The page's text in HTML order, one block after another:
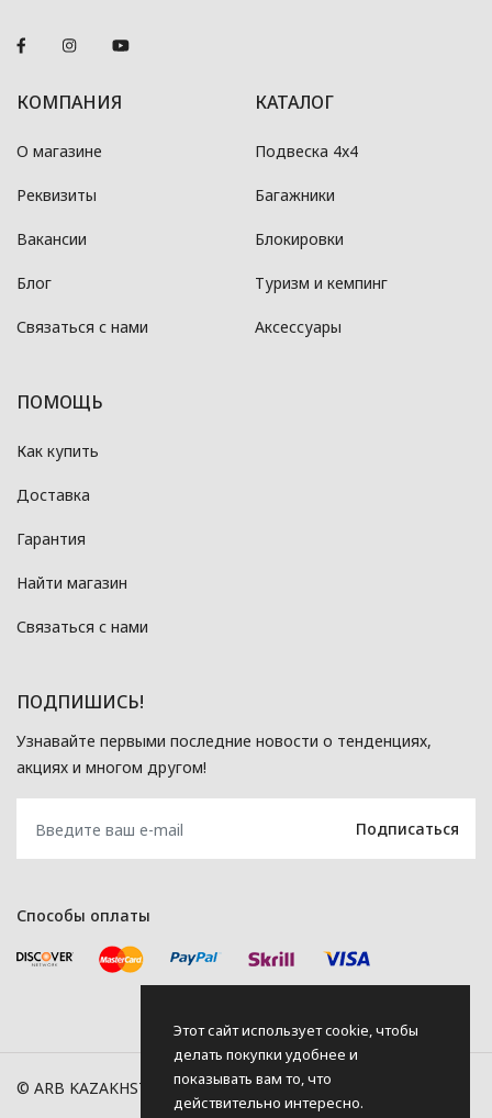
КОМПАНИЯ
О магазине
Реквизиты
Вакансии
Блог
Связаться с нами
КАТАЛОГ
Подвеска 4x4
Багажники
Блокировки
Туризм и кемпинг
Аксессуары
ПОМОЩЬ
Как купить
Доставка
Гарантия
Найти магазин
Связаться с нами
ПОДПИШИСЬ!
Узнавайте первыми последние новости о тенденциях,
акциях и многом другом!
Способы оплаты
© ARB KAZAKHSTAN, 2026
Этот сайт использует cookie, чтобы
делать покупки удобнее и
показывать вам то, что
действительно интересно.